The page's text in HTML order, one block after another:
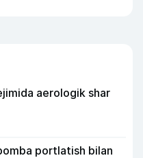
aerologik shar
portlatish bilan